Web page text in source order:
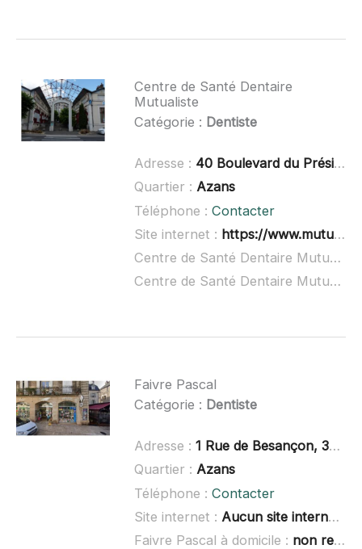
Centre de Santé Dentaire
Mutualiste
Catégorie : Dentiste
Adresse : 40 Boulevard du Président Wilson, 39100 Dole
Quartier : Azans
Téléphone : Contacter
Site internet : https://www.mutualite-39.fr/chirurgiens-dentistes-dole/
Centre de Santé Dentaire Mutualiste à domicile :
Centre de Santé Dentaire Mutualiste ouvert dimanche :
Faivre Pascal
Catégorie : Dentiste
Adresse : 1 Rue de Besançon, 39100 Dole
Quartier : Azans
Téléphone : Contacter
Site internet : Aucun site internet connu
Faivre Pascal à domicile : non renseigné